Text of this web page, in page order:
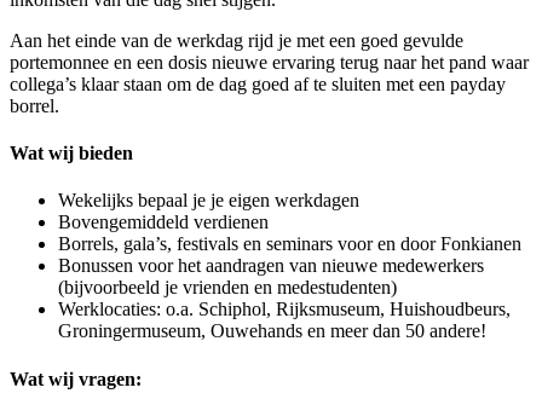
Aan het einde van de werkdag rijd je met een goed gevulde
portemonnee en een dosis nieuwe ervaring terug naar het pand waar
collega’s klaar staan om de dag goed af te sluiten met een payday
borrel.
Wat wij bieden
Wekelijks bepaal je je eigen werkdagen
Bovengemiddeld verdienen
Borrels, gala’s, festivals en seminars voor en door Fonkianen
Bonussen voor het aandragen van nieuwe medewerkers
(bijvoorbeeld je vrienden en medestudenten)
Werklocaties: o.a. Schiphol, Rijksmuseum, Huishoudbeurs,
Groningermuseum, Ouwehands en meer dan 50 andere!
Wat wij vragen: